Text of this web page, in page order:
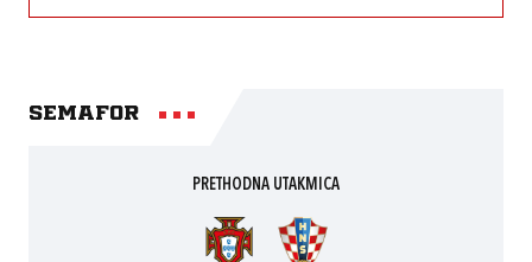
Semafor
PRETHODNA UTAKMICA